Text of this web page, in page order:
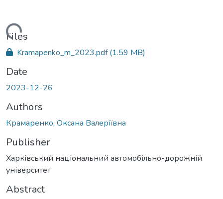
Files
Kramapenko_m_2023.pdf(1.59 MB)
Date
2023-12-26
Authors
Крамаренко, Оксана Валеріївна
Publisher
Харківський національний автомобільно-дорожній
університет
Abstract